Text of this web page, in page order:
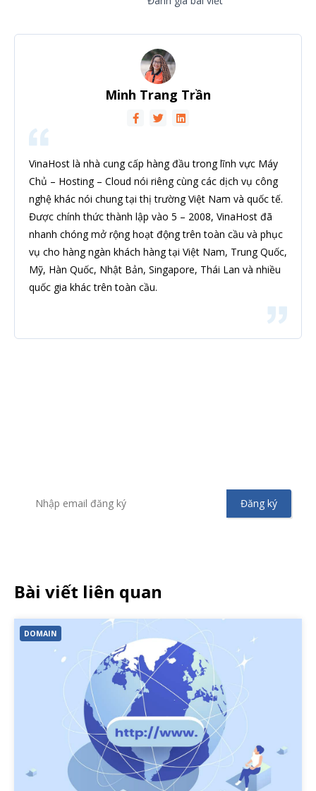
Minh Trang Trần
VinaHost là nhà cung cấp hàng đầu trong lĩnh vực Máy
Chủ – Hosting – Cloud nói riêng cùng các dịch vụ công
nghệ khác nói chung tại thị trường Việt Nam và quốc tế.
Được chính thức thành lập vào 5 – 2008, VinaHost đã
nhanh chóng mở rộng hoạt động trên toàn cầu và phục
vụ cho hàng ngàn khách hàng tại Việt Nam, Trung Quốc,
Mỹ, Hàn Quốc, Nhật Bản, Singapore, Thái Lan và nhiều
quốc gia khác trên toàn cầu.
Bài viết liên quan
DOMAIN